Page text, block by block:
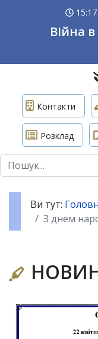
15:17
Війна
Контакти
Розклад
Пошук
Ви тут:
З днем